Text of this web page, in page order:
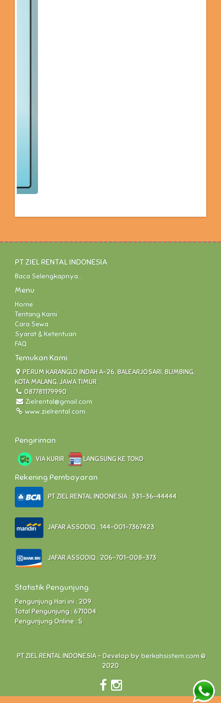
PT ZIEL RENTAL INDONESIA
Baca Selengkapnya...
Menu
Home
Tentang Kami
Cara Sewa
Syarat & Ketentuan
FAQ
Temukan Kami
PERUM KARANGLO INDAH A-26, BALEARJOSARI, BLIMBING,
KOTA MALANG, JAWA TIMUR
087781179990
Zielrental@gmail.com
www.zielrental.com
Pengiriman
VIA KURIR LANGSUNG KE TOKO
Rekening Pembayaran
PT ZIEL RENTAL INDONESIA : 331-36-44444
JAFAR ASSODIQ : 144-001-7367423
JAFAR ASSODIQ : 206-701-008-373
Statistik Pengunjung
Pengunjung Hari ini : 209
Total Pengunjung : 671004
Pengunjung Online : 5
PT ZIEL RENTAL INDONESIA - Develop byberkahsistem.com ©
2020